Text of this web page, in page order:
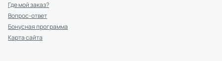
Где мой заказ?
Вопрос-ответ
Бонусная программа
Карта сайта